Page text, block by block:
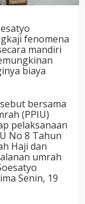
fenomena
mandiri
biaya
bersama
(PPIU)
pelaksanaan
No 8 Tahun
Haji dan
umrah
Senin, 19